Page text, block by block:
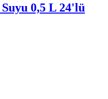
0,5 L 24'lü